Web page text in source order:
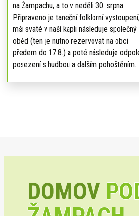
na Žampachu, a to v neděli 30. srpna.
Připraveno je taneční folklorní
mši svaté v naší kapli následuje společný
oběd (ten je nutno rezervovat na obci
předem do 17.8.) a poté následuje
posezení s hudbou a dalším pohoštěním.
DOMOV